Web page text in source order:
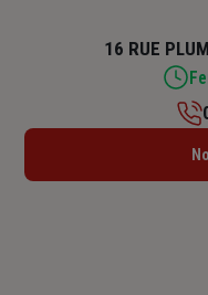
16 RUE